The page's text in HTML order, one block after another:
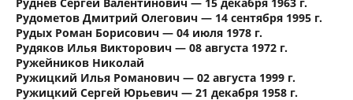
Рудометов Дмитрий Олегович — 14 сентября 1995 г.
Рудых Роман Борисович — 04 июля 1978 г.
Рудяков Илья Викторович — 08 августа 1972 г.
Ружейников Николай
Ружицкий Илья Романович — 02 августа 1999 г.
Ружицкий Сергей Юрьевич — 21 декабря 1958 г.